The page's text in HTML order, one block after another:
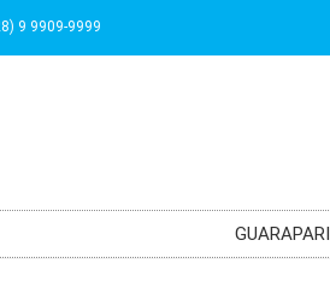
9 9909-9999
GUARAPARI